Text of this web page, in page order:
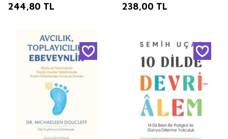
244,80 TL 238,00 TL